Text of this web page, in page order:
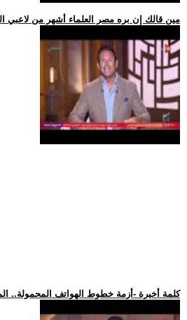
.. مين قالك إن بره مصر العلماء أشهر من لاعبي
.. كلمة أخيرة -أزمة خطوط الهواتف المحمولة..